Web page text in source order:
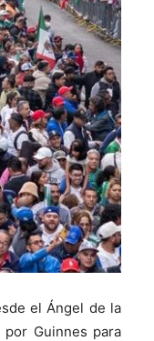
el Ángel de la
Guinnes para